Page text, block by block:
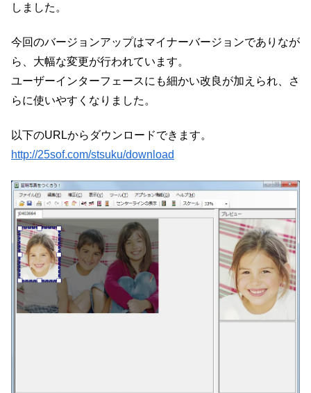
しました。
今回のバージョンアップはマイナーバージョンでありなが
ら、大幅な変更が行われています。
ユーザーインターフェースにも細かい改良が加えられ、さ
らに使いやすくなりました。
以下のURLからダウンロードできます。
http://25sof.com/stsuku/download